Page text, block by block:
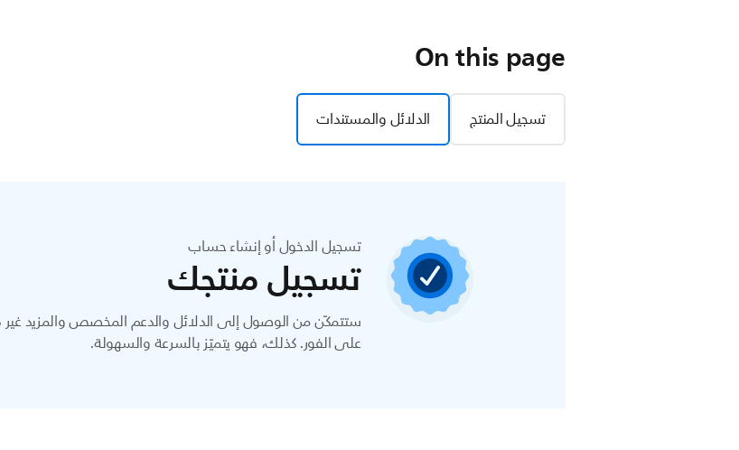
On this page
تسجيل المنتج الدلائل والمستندات
تسجيل الدخول أو إنشاء حساب
تسجيل منتجك
ستتمكّن من الوصول إلى الدلائل والدعم المخصص والمزيد
على الفور. كذلك، فهو يتميّز بالسرعة والسهولة.